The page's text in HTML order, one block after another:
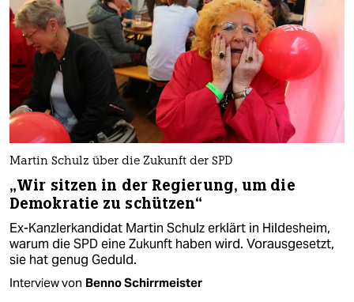
Martin Schulz über die Zukunft der SPD
„Wir sitzen in der Regierung, um die
Demokratie zu schützen“
Ex-Kanzlerkandidat Martin Schulz erklärt in Hildesheim,
warum die SPD eine Zukunft haben wird. Vorausgesetzt,
sie hat genug Geduld.
Interview von Benno Schirrmeister